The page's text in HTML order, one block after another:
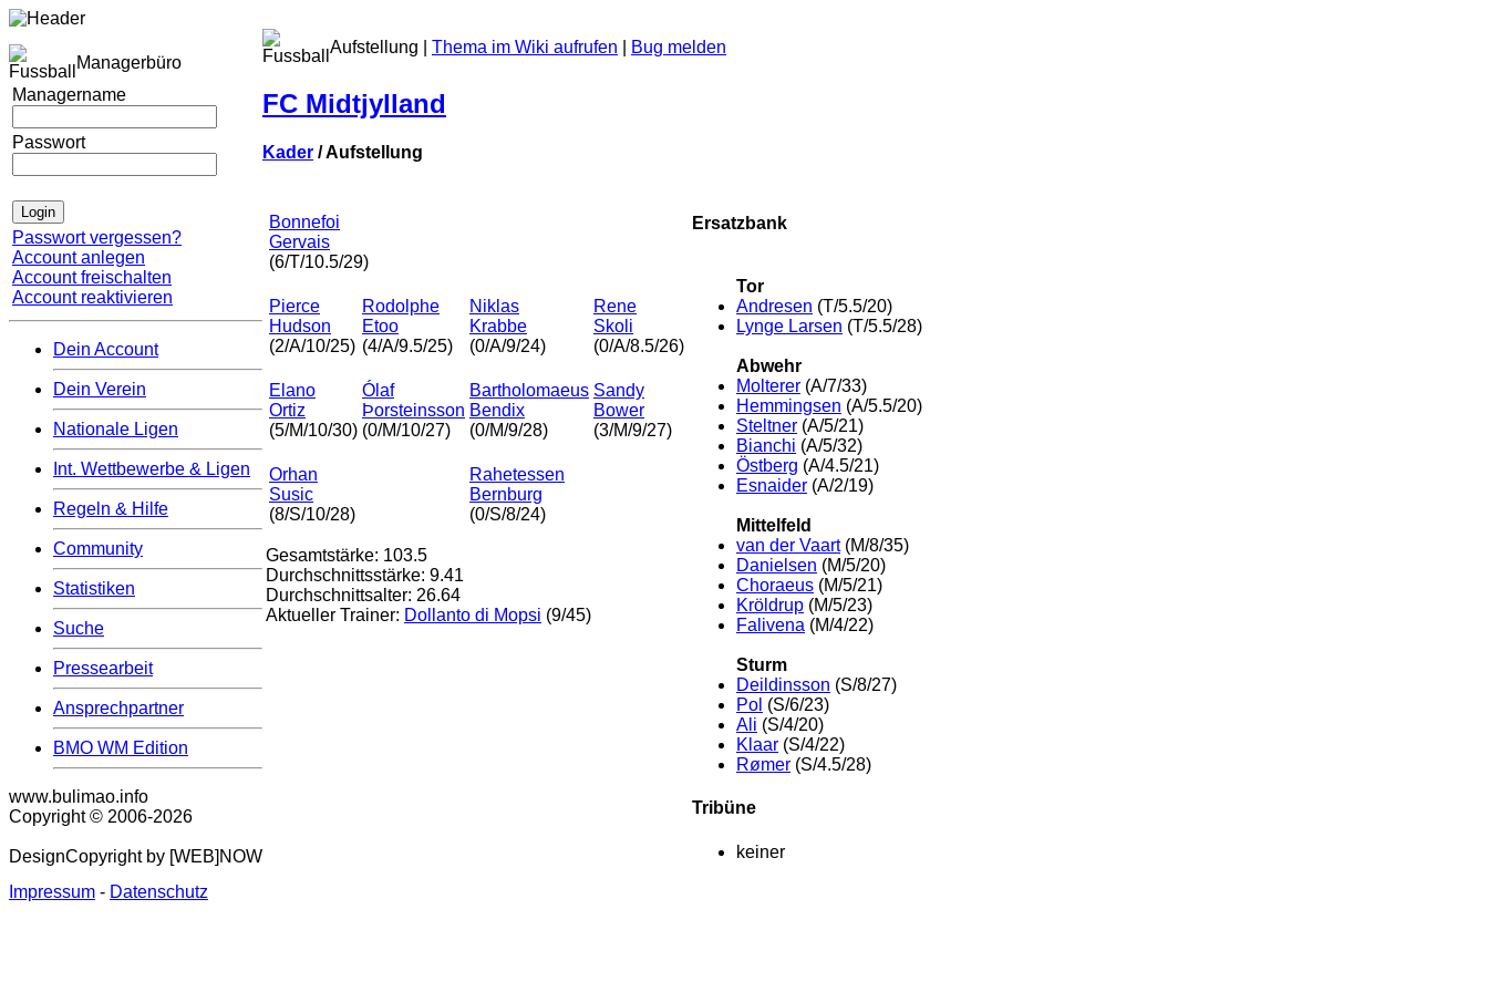
Managerbüro
Managername
Passwort
Passwort vergessen?
Account anlegen
Account freischalten
Account reaktivieren
Dein Account
Dein Verein
Nationale Ligen
Int. Wettbewerbe & Ligen
Regeln & Hilfe
Community
Statistiken
Suche
Pressearbeit
Ansprechpartner
BMO WM Edition
www.bulimao.info
Copyright © 2006-2026
DesignCopyright by [WEB]NOW
Aufstellung | Thema im Wiki aufrufen Bug melden
FC Midtjylland
Kader / Aufstellung
Bonnefoi
Gervais
(6/T/10.5/29)
Pierce
Hudson
(2/A/10/25)
Rodolphe
Etoo
(4/A/9.5/25)
Niklas
Krabbe
(0/A/9/24)
Rene
Skoli
(0/A/8.5/26)
Elano
Ortiz
(5/M/10/30)
Ólaf
Þorsteinsson
(0/M/10/27)
Bartholomaeus
Bendix
(0/M/9/28)
Sandy
Bower
(3/M/9/27)
Orhan
Susic
(8/S/10/28)
Rahetessen
Bernburg
(0/S/8/24)
Gesamtstärke: 103.5
Durchschnittsstärke: 9.41
Durchschnittsalter: 26.64
Aktueller Trainer: Dollanto di Mopsi (9/45)
Ersatzbank
Tor
Andresen (T/5.5/20)
Lynge Larsen (T/5.5/28)
Abwehr
Molterer (A/7/33)
Hemmingsen (A/5.5/20)
Steltner (A/5/21)
Bianchi (A/5/32)
Östberg (A/4.5/21)
Esnaider (A/2/19)
Mittelfeld
van der Vaart(M/8/35)
Danielsen (M/5/20)
Choraeus (M/5/21)
Kröldrup (M/5/23)
Falivena (M/4/22)
Sturm
Deildinsson (S/8/27)
Pol (S/6/23)
Ali (S/4/20)
Klaar (S/4/22)
Rømer (S/4.5/28)
Tribüne
keiner
Impressum - Datenschutz